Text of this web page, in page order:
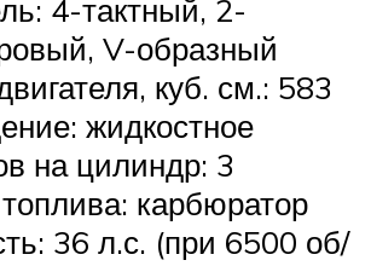
4-тактный, 2-
V-образный
куб. см.: 583
жидкостное
на цилиндр: 3
карбюратор
36 л.с. (при 6500 об/